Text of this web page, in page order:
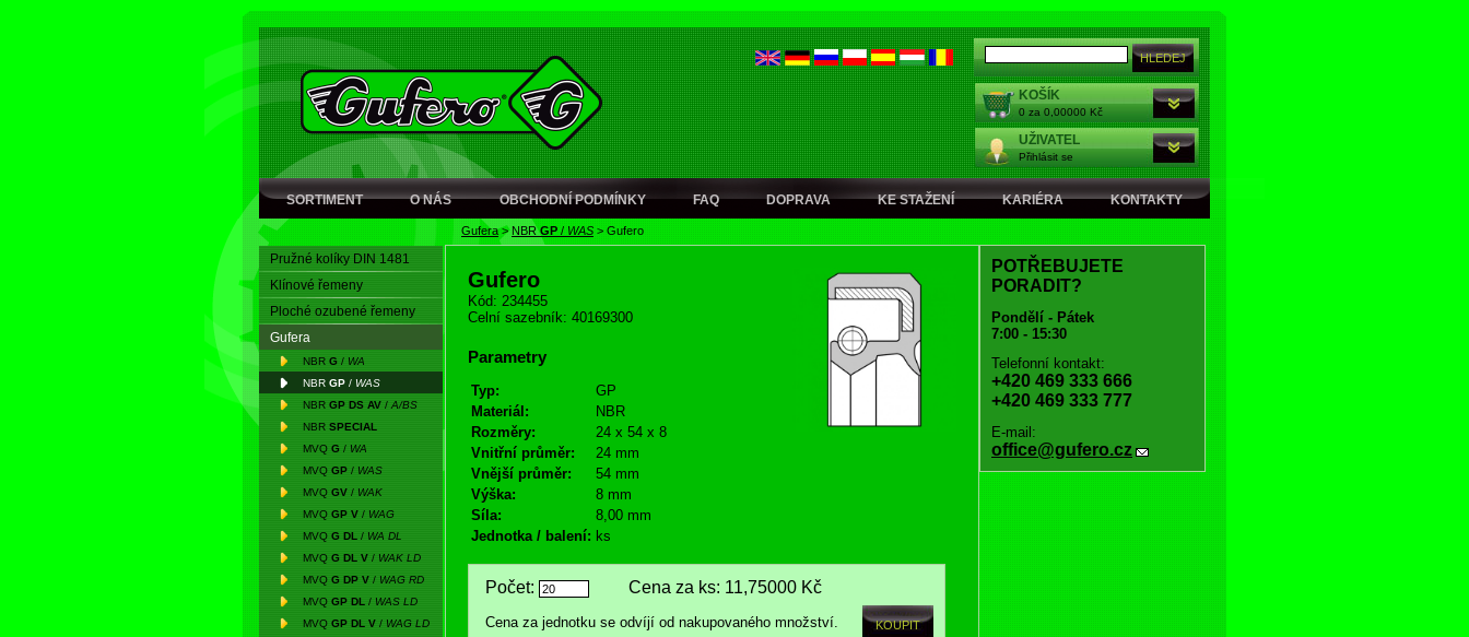
KOŠÍK
0 za 0,00000 Kč
UŽIVATEL
Přihlásit se
SORTIMENT O NÁS OBCHODNÍ PODMÍNKY FAQ DOPRAVA KE STAŽENÍ KARIÉRA KONTAKTY
Gufera> NBRGP / WAS > Gufero
Pružné kolíky DIN 1481
Klínové řemeny
Ploché ozubené řemeny
Gufera
NBR G / WA
NBR GP / WAS
NBR GP DS AV / A/BS
NBR SPECIAL
MVQ G / WA
MVQ GP / WAS
MVQ GV / WAK
MVQ GP V / WAG
MVQ G DL / WA DL
MVQ G DL V / WAK LD
MVQ G DP V / WAG RD
MVQ GP DL / WAS LD
MVQ GP DL V / WAG LD
Gufero
Kód: 234455
Celní sazebník: 40169300
Parametry
Typ:
GP
Materiál:
NBR
Rozměry:
24 x 54 x 8
Vnitřní průměr:
24 mm
Vnější průměr:
54 mm
Výška:
8 mm
Síla:
8,00 mm
Jednotka / balení: ks
Počet: Cena za ks: 11,75000 Kč
Cena za jednotku se odvíjí od nakupovaného množství.
POTŘEBUJETE
PORADIT?
Pondělí - Pátek
7:00 - 15:30
Telefonní kontakt:
+420 469 333 666
+420 469 333 777
E-mail:
office@gufero.cz